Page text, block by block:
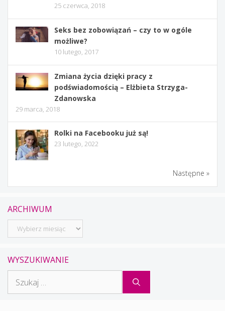
25 czerwca, 2018
Seks bez zobowiązań – czy to w ogóle
możliwe?
10 lutego, 2017
Zmiana życia dzięki pracy z
podświadomością – Elżbieta Strzyga-
Zdanowska
29 marca, 2018
Rolki na Facebooku już są!
23 lutego, 2022
Następne »
ARCHIWUM
Archiwum
WYSZUKIWANIE